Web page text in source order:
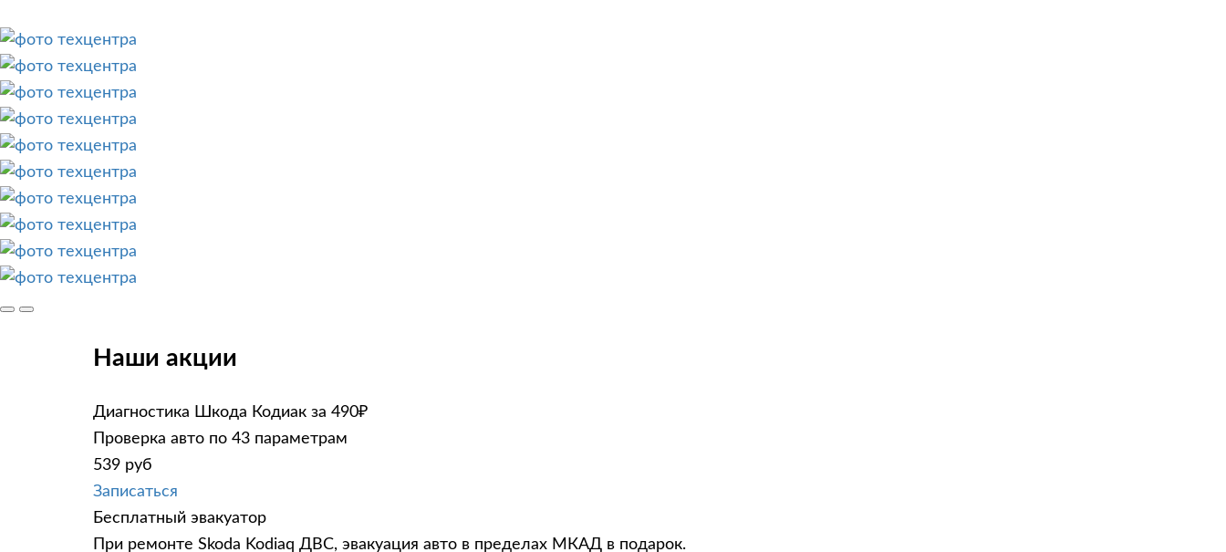
Наши акции
Диагностика Шкода Кодиак за 490₽
Проверка авто по 43 параметрам
539 руб
Записаться
Бесплатный эвакуатор
При ремонте Skoda Kodiaq ДВС, эвакуация авто в пределах МКАД в подарок.